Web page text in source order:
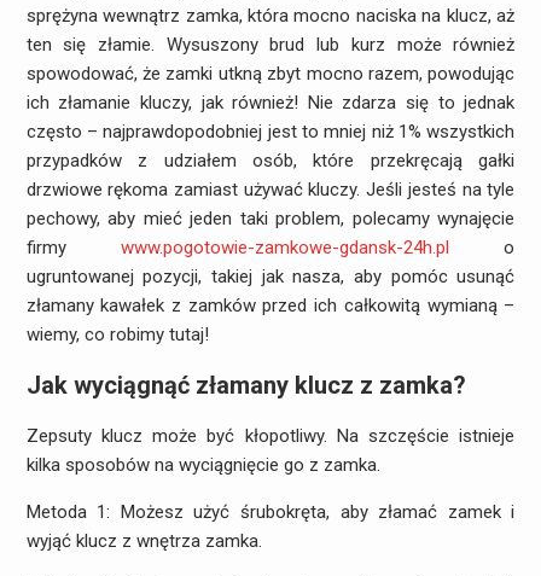
sprężyna wewnątrz zamka, która mocno naciska na klucz, aż
ten się złamie. Wysuszony brud lub kurz może również
spowodować, że zamki utkną zbyt mocno razem, powodując
ich złamanie kluczy, jak również! Nie zdarza się to jednak
często – najprawdopodobniej jest to mniej niż 1% wszystkich
przypadków z udziałem osób, które przekręcają gałki
drzwiowe rękoma zamiast używać kluczy. Jeśli jesteś na tyle
pechowy, aby mieć jeden taki problem, polecamy wynajęcie
firmy www.pogotowie-zamkowe-gdansk-24h.pl o
ugruntowanej pozycji, takiej jak nasza, aby pomóc usunąć
złamany kawałek z zamków przed ich całkowitą wymianą –
wiemy, co robimy tutaj!
Jak wyciągnąć złamany klucz z zamka?
Zepsuty klucz może być kłopotliwy. Na szczęście istnieje
kilka sposobów na wyciągnięcie go z zamka.
Metoda 1: Możesz użyć śrubokręta, aby złamać zamek i
wyjąć klucz z wnętrza zamka.